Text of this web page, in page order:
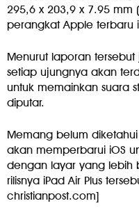
295,6 x 203,9 x 7.95 mm
perangkat Apple terbaru
Menurut laporan
setiap ujungnya akan
untuk memainkan suara
diputar.
Memang belum
akan memperbarui iOS
dengan layar yang lebih
rilisnya iPad Air Plus
christianpost.com]